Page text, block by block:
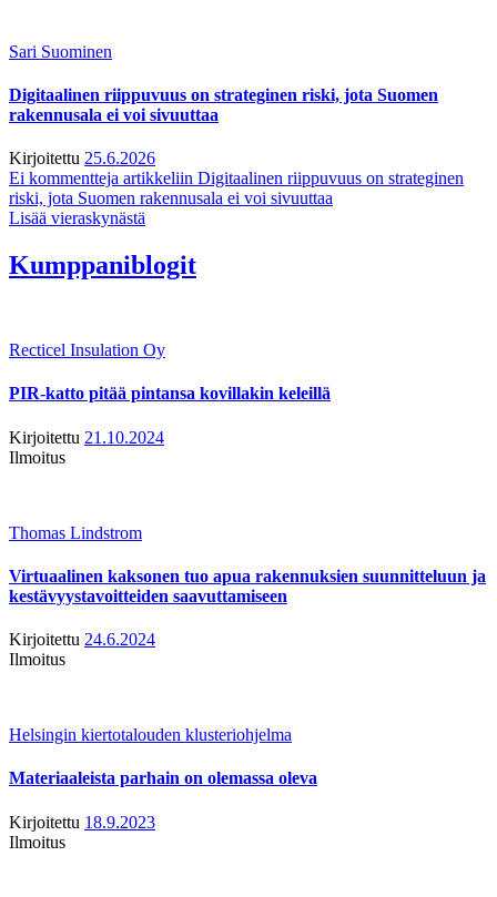
Sari Suominen
Digitaalinen riippuvuus on strateginen riski, jota Suomen
rakennusala ei voi sivuuttaa
Kirjoitettu 25.6.2026
Ei kommentteja artikkeliin Digitaalinen riippuvuus on strateginen
riski, jota Suomen rakennusala ei voi sivuuttaa
Lisää vieraskynästä
Kumppaniblogit
Recticel Insulation Oy
PIR-katto pitää pintansa kovillakin keleillä
Kirjoitettu 21.10.2024
Ilmoitus
Thomas Lindstrom
Virtuaalinen kaksonen tuo apua rakennuksien suunnitteluun ja
kestävyystavoitteiden saavuttamiseen
Kirjoitettu 24.6.2024
Ilmoitus
Helsingin kiertotalouden klusteriohjelma
Materiaaleista parhain on olemassa oleva
Kirjoitettu 18.9.2023
Ilmoitus